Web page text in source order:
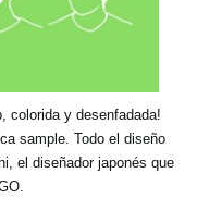
colorida y desenfadada!
sample. Todo el diseño
el diseñador japonés que